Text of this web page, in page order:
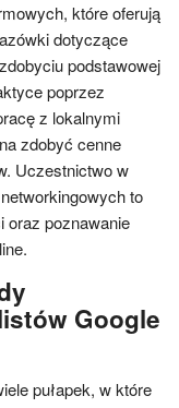
które oferują
dotyczące
podstawowej
poprzez
z lokalnymi
zdobyć cenne
Uczestnictwo w
to
oraz poznawanie
Google
pułapek, w które